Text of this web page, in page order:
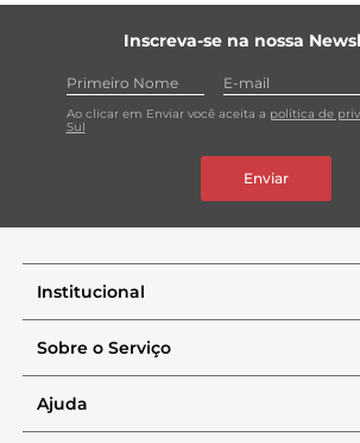
Inscreva-se na nossa
Ao clicar em Enviar você aceita a política de
Sul
Enviar
Institucional
Sobre o Serviço
Ajuda